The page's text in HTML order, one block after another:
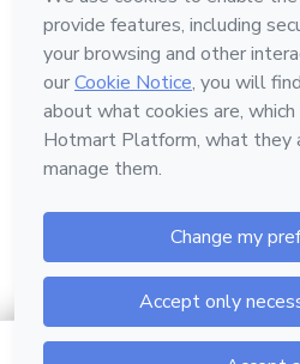
Idioma
Português
Hotmart — 2011-2026 © Todos os